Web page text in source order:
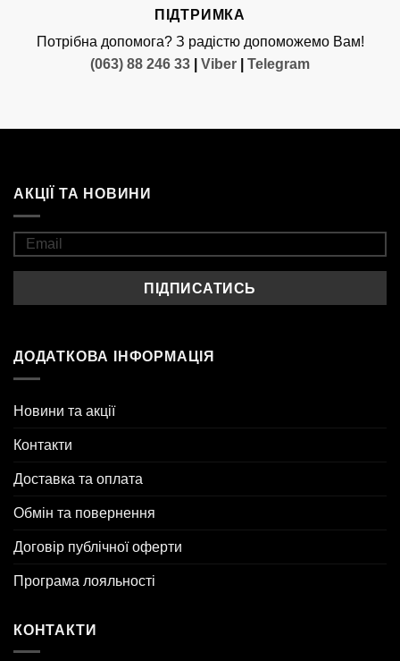
ПІДТРИМКА
Потрібна допомога? З радістю допоможемо Вам!
(063) 88 246 33
Viber Telegram
АКЦІЇ ТА НОВИНИ
ДОДАТКОВА ІНФОРМАЦІЯ
Новини та акції
Контакти
Доставка та оплата
Обмін та повернення
Договір публічної оферти
Програма лояльності
КОНТАКТИ